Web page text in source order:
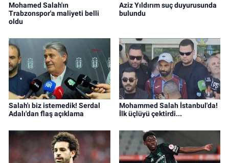
Mohamed Salah'ın
Trabzonspor'a maliyeti belli
oldu
Aziz Yıldırım suç duyurusunda
bulundu
Salah'ı biz istemedik! Serdal
Adalı'dan flaş açıklama
Mohammed Salah İstanbul'da!
İlk üçlüyü çektirdi...